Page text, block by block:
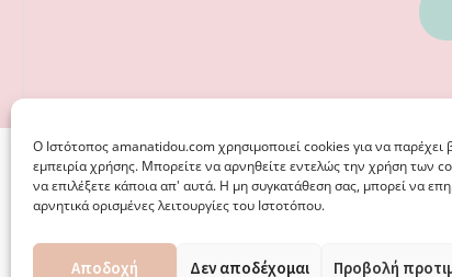
Ο Iστότοπος amanatidou.com χρησιμοποιεί cookies για να παρέχει
εμπειρία χρήσης. Μπορείτε να αρνηθείτε εντελώς την χρήση των
να επιλέξετε κάποια απ' αυτά. Η μη συγκατάθεση σας, μπορεί να
αρνητικά ορισμένες λειτουργίες του Ιστοτόπου.
Αποδοχή Δεν αποδέχομαι Προβολή
© 2026 · ΦΩΣΤΗΡΊΑ ΑΜΑΝΑΤΊΔΟΥ, ΨΥΧΟΛΌΓΟΣ